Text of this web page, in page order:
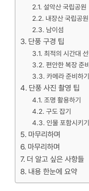
설악산 국립공원
내장산 국립공원
남이섬
단풍 구경 팁
최적의 시간대 선
편안한 복장 준
카메라 준비하기
단풍 사진 촬영 팁
조명 활용하기
구도 잡기
인물 포함시키기
마무리하며
마무리하며
더 알고 싶은 사항들
내용 한눈에 요약